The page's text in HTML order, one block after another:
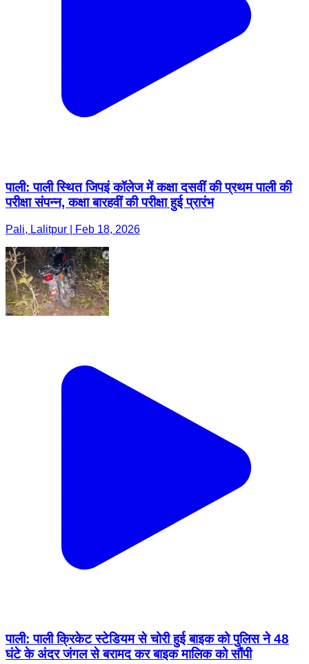
पाली: पाली स्थित जिपइं कॉलेज में कक्षा दसवीं की प्रथम पाली की
परीक्षा संपन्न, कक्षा बारहवीं की परीक्षा हुई प्रारंभ
Pali, Lalitpur | Feb 18, 2026
पाली: पाली क्रिकेट स्टेडियम से चोरी हुई बाइक को पुलिस ने 48
घंटे के अंदर जंगल से बरामद कर बाइक मालिक को सौंपी